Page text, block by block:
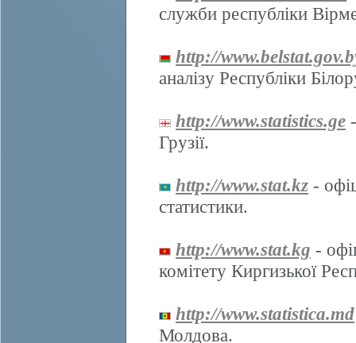
служби республіки
http://
аналізу Республіки
http://www.statistics.ge
Грузії.
http://www.stat.kz -
статистики.
http://www.stat.kg -
комітету Киргизької
http://www.statistica.md
Молдова.